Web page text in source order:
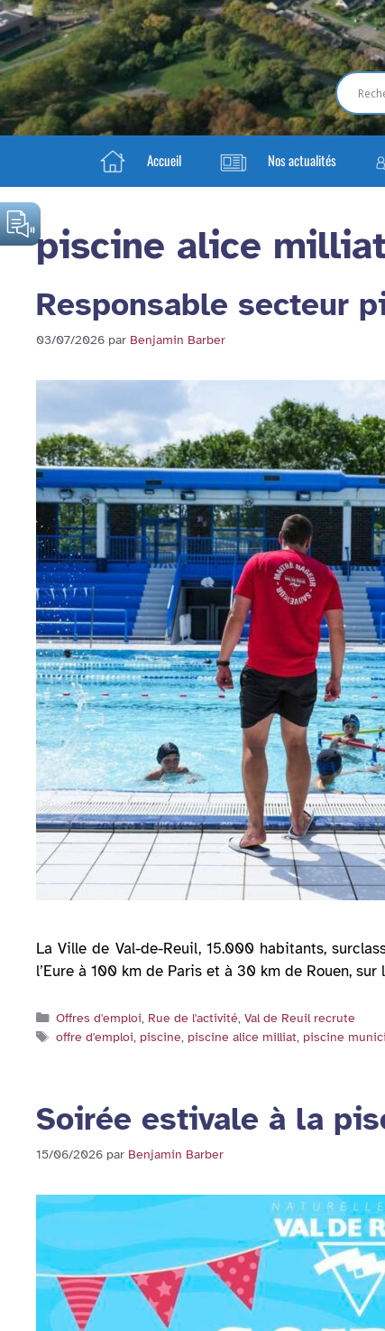
Accueil Nos actualités
piscine alice milliat
Responsable secteur
03/07/2026 par Benjamin Barber
La Ville de Val-de-Reuil, 15.000 habitants,
l’Eure à 100 km de Paris et à 30 km de Rouen, sur
Catégories
Offres d'emploi, Rue de l'activité, Val de Reuil recrute
Étiquettes
offre d'emploi, piscine, piscine alice milliat, piscine
Soirée estivale à la
15/06/2026 par Benjamin Barber